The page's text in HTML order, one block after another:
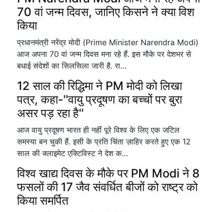
70 वां जन्म दिवस, जानिए किसने ने क्या विश
किया
प्रधानमंत्री नरेंद्र मोदी (Prime Minister Narendra Modi)
आज अपना 70 वां जन्म दिवस मना रहे हैं. इस मौके पर देशभर से
बधाई संदेशों का सिलसिला जारी है. रा…
12 साल की रिद्धिमा ने PM मोदी को लिखा
पत्र, कहा-''वायु प्रदूषण का बच्चों पर बुरा
असर पड़ रहा है''
आज वायु प्रदूषण भारत ही नहीं पूरे विश्व के लिए एक जटिल
समस्या बन चुकी हैं. इसी के प्रति चिंता ज़ाहिर करते हुए एक 12
साल की क्लाइमेट एक्टिविस्ट ने देश क…
विश्व खाद्य दिवस के मौके पर PM Modi ने 8
फसलों की 17 जैव संवर्धित बीजों को राष्ट्र को
किया समर्पित